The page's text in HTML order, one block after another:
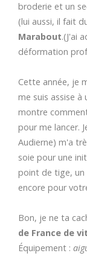
broderie et un
(lui aussi, il fait
Marabout.(J'ai
déformation
Cette année, je
me suis assise à
montre
pour me lancer.
Audierne) m'a
soie pour une
point de tige,
encore pour
Bon, je ne ta
de France de
Équipement :